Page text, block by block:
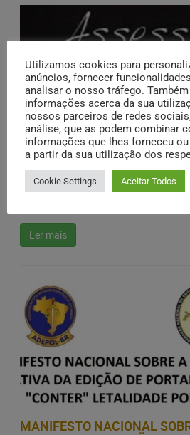
REUNIÃO FONAJURE/FENEME
Dia 26/09/24, a partir das 1500 horas,
Ler mais
MANIFESTO NACIONAL
Utilizamos cookies para
anúncios, fornecer
analisar o nosso tráfego.
informações acerca da sua
nossos parceiros de redes
análise, que as podem combinar
informações que lhes forneceu
a partir da sua utilização dos
Cookie Settings Aceitar Todos